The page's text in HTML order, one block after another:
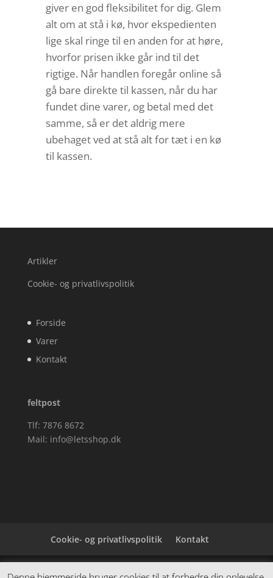
giver en god fleksibilitet for dig. Glem
alt om at stå i kø, hvor ekspedienten
lige skal ringe til en anden for at høre,
hvorfor prisen ikke går ind til det
rigtige. Når handlen foregår online så
gå bare direkte til kassen, når du har
fundet dine varer, og betal med det
samme, så er det aldrig mere
ubehaget ved at stå alt for tæt i en kø
til kassen.
Artikler
Cookie- og privatlivspolitik
Forside
Varer
Kontakt
feltpost
Tlf: 7876 8672
Mail: info@letsshop.dk
Cookie- og privatlivspolitik Kontakt
Denne hjemmeside samler et bredt udvalg af